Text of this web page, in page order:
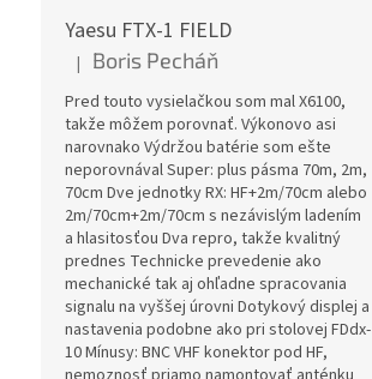
Yaesu FTX-1 FIELD
Hodnotenie produktu je 5 z 5 hviezdičiek.
| Boris Pecháň
Pred touto vysielačkou som mal X6100,
takže môžem porovnať. Výkonovo asi
narovnako Výdržou batérie som ešte
neporovnával Super: plus pásma 70m, 2m,
70cm Dve jednotky RX: HF+2m/70cm alebo
2m/70cm+2m/70cm s nezávislým ladením
a hlasitosťou Dva repro, takže kvalitný
prednes Technicke prevedenie ako
mechanické tak aj ohľadne spracovania
signalu na vyššej úrovni Dotykový displej a
nastavenia podobne ako pri stolovej FDdx-
10 Mínusy: BNC VHF konektor pod HF,